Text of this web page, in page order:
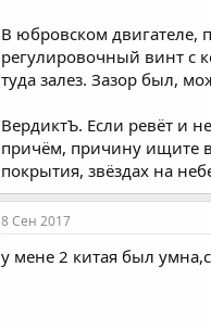
В юбровском двигателе,
регулировочный винт с
туда залез. Зазор был,
ВердиктЪ. Если ревёт и
причём, причину ищите
покрытия, звёздах на
8 Сен 2017
у мене 2 китая был